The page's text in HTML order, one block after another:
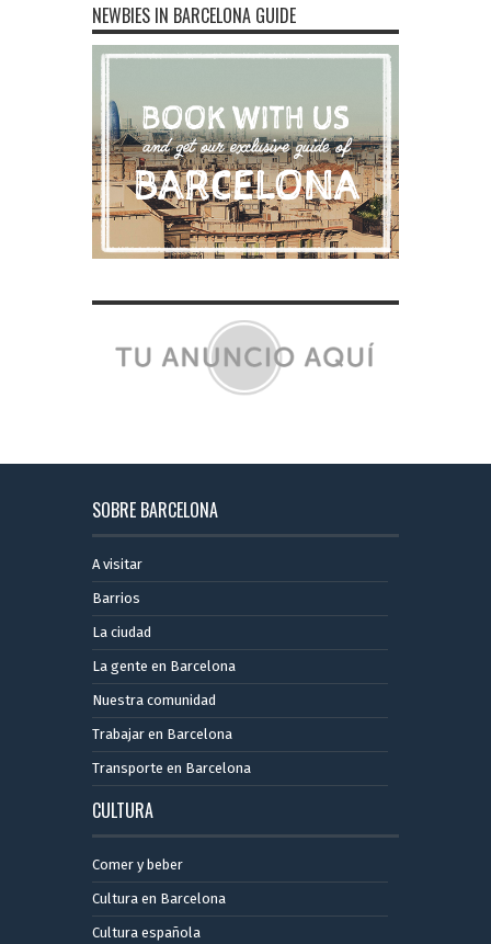
NEWBIES IN BARCELONA GUIDE
SOBRE BARCELONA
A visitar
Barrios
La ciudad
La gente en Barcelona
Nuestra comunidad
Trabajar en Barcelona
Transporte en Barcelona
CULTURA
Comer y beber
Cultura en Barcelona
Cultura española